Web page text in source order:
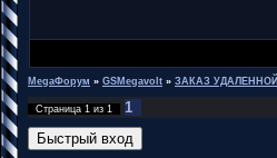
MegaФорум » GSMegavolt » ЗАКАЗ
Страница 1 из 1
1